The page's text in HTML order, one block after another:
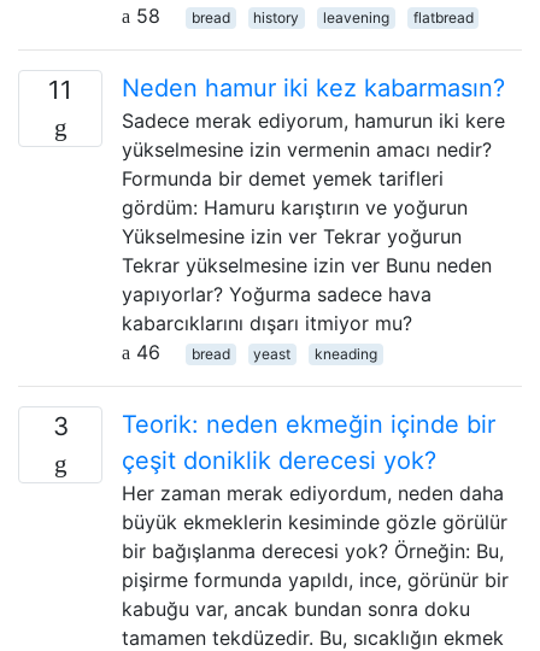
58
bread history leavening flatbread
11 Neden hamur iki kez kabarmasın?
Sadece merak ediyorum, hamurun iki kere
yükselmesine izin vermenin amacı nedir?
Formunda bir demet yemek tarifleri
gördüm: Hamuru karıştırın ve yoğurun
Yükselmesine izin ver Tekrar yoğurun
Tekrar yükselmesine izin ver Bunu neden
yapıyorlar? Yoğurma sadece hava
kabarcıklarını dışarı itmiyor mu?
46
bread yeast kneading
3
Teorik: neden ekmeğin içinde bir
çeşit doniklik derecesi yok?
Her zaman merak ediyordum, neden daha
büyük ekmeklerin kesiminde gözle görülür
bir bağışlanma derecesi yok? Örneğin: Bu,
pişirme formunda yapıldı, ince, görünür bir
kabuğu var, ancak bundan sonra doku
tamamen tekdüzedir. Bu, sıcaklığın ekmek